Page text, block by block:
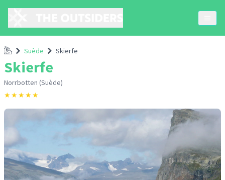
Accueil
Suède Skierfe
Skierfe
Norrbotten (Suède)
★★★★★